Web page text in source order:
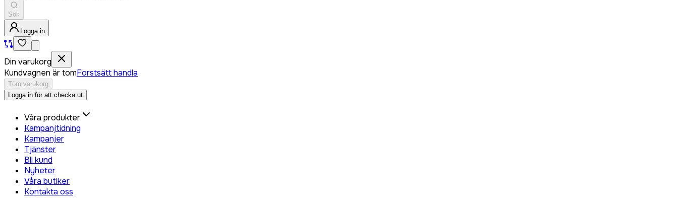
Sök
Logga in
Din varukorg
Kundvagnen är tomForstsätt handla
Töm varukorg
Logga in för att checka ut
Våra produkter
Kampanjtidning
Kampanjer
Tjänster
Bli kund
Nyheter
Våra butiker
Kontakta oss